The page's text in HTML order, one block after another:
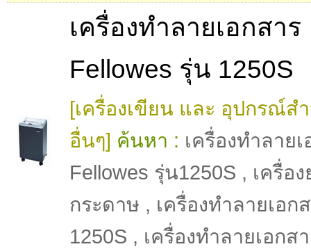
เครื่องทำลายเอกสาร
Fellowes รุ่น 1250S
[เครื่องเขียน และ อุปกรณ์ส
อื่นๆ] ค้นหา : เครื่องทำลาย
Fellowes รุ่น1250S , เครื่อ
กระดาษ , เครื่องทำลายเอก
1250S , เครื่องทำลายเอกส